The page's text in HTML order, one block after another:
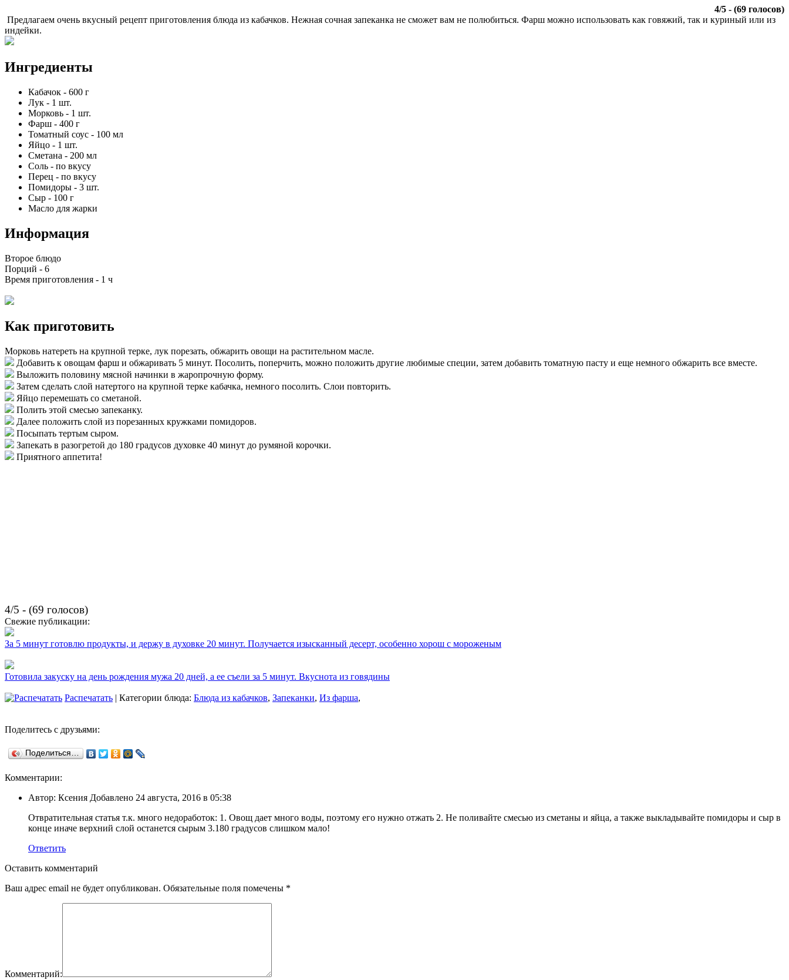
4/5 - (69 голосов)
Предлагаем очень вкусный рецепт приготовления блюда из кабачков. Нежная сочная запеканка не сможет вам не полюбиться. Фарш можно использовать как говяжий, так и куриный или из
индейки.
Ингредиенты
Кабачок - 600 г
Лук - 1 шт.
Морковь - 1 шт.
Фарш - 400 г
Томатный соус - 100 мл
Яйцо - 1 шт.
Сметана - 200 мл
Соль - по вкусу
Перец - по вкусу
Помидоры - 3 шт.
Сыр - 100 г
Масло для жарки
Информация
Второе блюдо
Порций - 6
Время приготовления - 1 ч
Как приготовить
Морковь натереть на крупной терке, лук порезать, обжарить овощи на растительном масле.
Добавить к овощам фарш и обжаривать 5 минут. Посолить, поперчить, можно положить другие любимые специи, затем добавить томатную пасту и еще немного обжарить все вместе.
Выложить половину мясной начинки в жаропрочную форму.
Затем сделать слой натертого на крупной терке кабачка, немного посолить. Слои повторить.
Яйцо перемешать со сметаной.
Полить этой смесью запеканку.
Далее положить слой из порезанных кружками помидоров.
Посыпать тертым сыром.
Запекать в разогретой до 180 градусов духовке 40 минут до румяной корочки.
Приятного аппетита!
4/5 - (69 голосов)
Свежие публикации:
За 5 минут готовлю продукты, и держу в духовке 20 минут. Получается изысканный десерт, особенно хорош с мороженым
Готовила закуску на день рождения мужа 20 дней, а ее съели за 5 минут. Вкуснота из говядины
Распечатать | Категории блюда: Блюда из кабачков, Запеканки, Из фарша,
Поделитесь с друзьями:
Поделиться…
Комментарии:
Автор: Ксения Добавлено 24 августа, 2016 в 05:38
Отвратительная статья т.к. много недоработок: 1. Овощ дает много воды, поэтому его нужно отжать 2. Не поливайте смесью из сметаны и яйца, а также выкладывайте помидоры и сыр в
конце иначе верхний слой останется сырым 3.180 градусов слишком мало!
Ответить
Оставить комментарий
Ваш адрес email не будет опубликован. Обязательные поля помечены *
Комментарий: